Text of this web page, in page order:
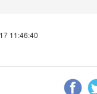
11:46:40